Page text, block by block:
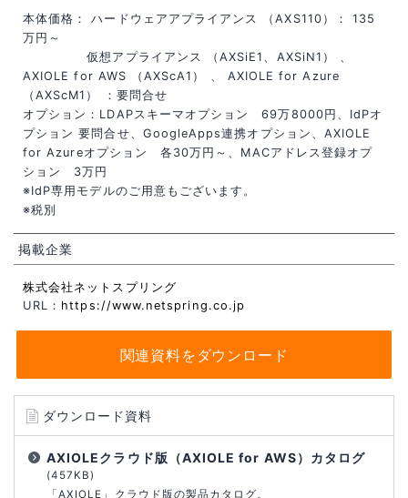
本体価格： ハードウェアアプライアンス （AXS110）： 135
万円～
仮想アプライアンス （AXSiE1、AXSiN1） 、
AXIOLE for AWS （AXScA1） 、 AXIOLE for Azure
（AXScM1） ：要問合せ
オプション：LDAPスキーマオプション 69万8000円、IdPオ
プション 要問合せ、GoogleApps連携オプション、AXIOLE
for Azureオプション 各30万円～、MACアドレス登録オプ
ション 3万円
※IdP専用モデルのご用意もございます。
※税別
掲載企業
株式会社ネットスプリング
URL： https://www.netspring.co.jp
関連資料をダウンロード
ダウンロード資料
AXIOLEクラウド版（AXIOLE for AWS）カタログ
(457KB)
「AXIOLE」クラウド版の製品カタログ。